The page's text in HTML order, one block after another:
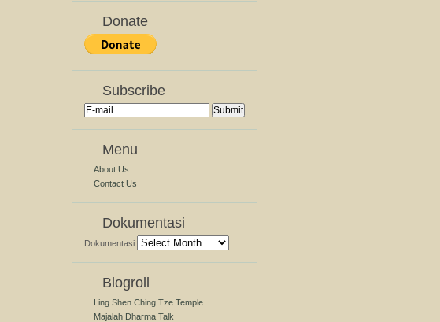
Donate
Subscribe
Menu
About Us
Contact Us
Dokumentasi
Dokumentasi
Blogroll
Ling Shen Ching Tze Temple
Majalah Dharma Talk